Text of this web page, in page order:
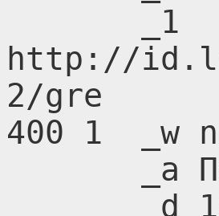
http://
2/gre
400 1  _w